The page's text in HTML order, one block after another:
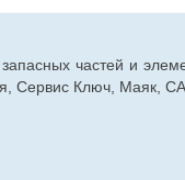
частей и
Сервис Ключ, Маяк,